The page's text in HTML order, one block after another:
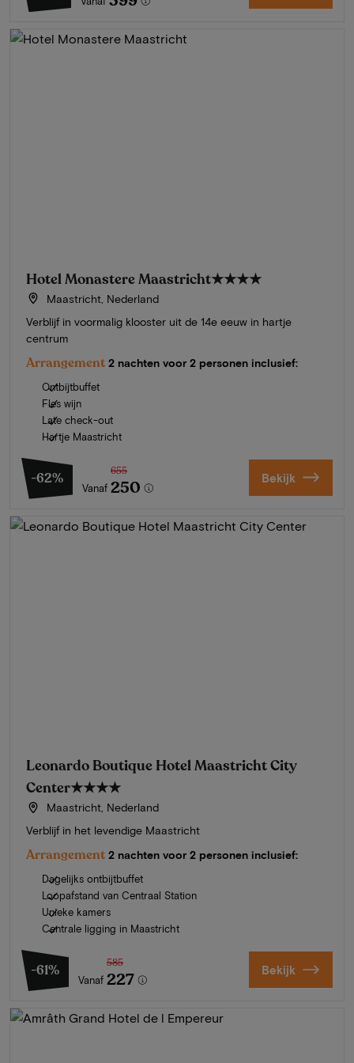
Hotel Monastere Maastricht★★★★
Maastricht, Nederland
Verblijf in voormalig klooster uit de 14e eeuw in hartje
centrum
Arrangement 2 nachten voor 2 personen inclusief:
Ontbijtbuffet
Fles wijn
Late check-out
Hartje Maastricht
-62%
Vanaf
655
250 Bekijk
Leonardo Boutique Hotel Maastricht City
Center★★★★
Maastricht, Nederland
Verblijf in het levendige Maastricht
Arrangement 2 nachten voor 2 personen inclusief:
Dagelijks ontbijtbuffet
Loopafstand van Centraal Station
Unieke kamers
Centrale ligging in Maastricht
-61%
Vanaf
585
227 Bekijk